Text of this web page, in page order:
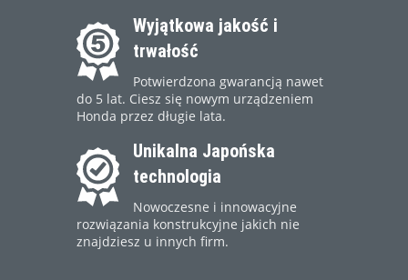
Wyjątkowa jakość i
trwałość
Potwierdzona gwarancją nawet
do 5 lat. Ciesz się nowym urządzeniem
Honda przez długie lata.
Unikalna Japońska
technologia
Nowoczesne i innowacyjne
rozwiązania konstrukcyjne jakich nie
znajdziesz u innych firm.